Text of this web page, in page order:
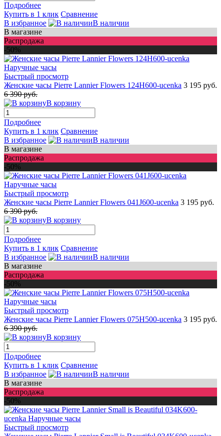
Подробнее
Купить в 1 клик Сравнение
В избранное
В наличии
В магазине
Распродажа
-50%
Быстрый просмотр
Женские часы Pierre Lannier Flowers 124H600-ucenka 3 195 руб.
6 390 руб.
В корзину
Подробнее
Купить в 1 клик Сравнение
В избранное
В наличии
В магазине
Распродажа
-50%
Быстрый просмотр
Женские часы Pierre Lannier Flowers 041J600-ucenka 3 195 руб.
6 390 руб.
В корзину
Подробнее
Купить в 1 клик Сравнение
В избранное
В наличии
В магазине
Распродажа
-50%
Быстрый просмотр
Женские часы Pierre Lannier Flowers 075H500-ucenka 3 195 руб.
6 390 руб.
В корзину
Подробнее
Купить в 1 клик Сравнение
В избранное
В наличии
В магазине
Распродажа
-50%
Быстрый просмотр